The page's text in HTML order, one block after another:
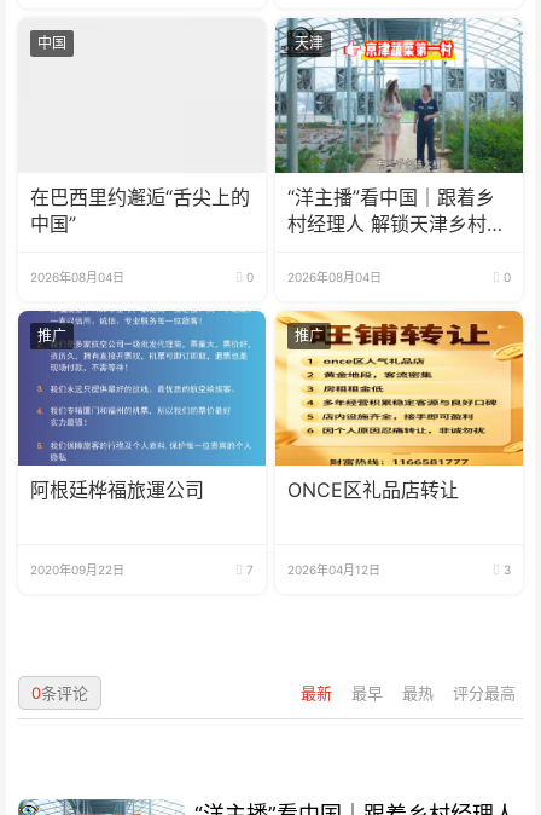
中国
在巴西里约邂逅“舌尖上的
中国”
2026年08月04日 0
天津
“洋主播”看中国｜跟着乡
村经理人 解锁天津乡村振
2026年08月04日 0
推广
阿根廷桦福旅運公司
2020年09月22日 7
推广
ONCE区礼品店转让
2026年04月12日 3
最新 最早 最热 评分最高
0条评论